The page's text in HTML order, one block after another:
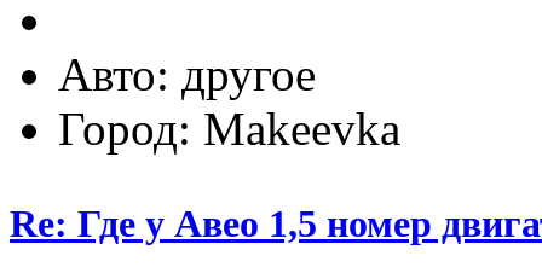
Авто: другое
Город: Makeevka
Re: Где у Авео 1,5 номер